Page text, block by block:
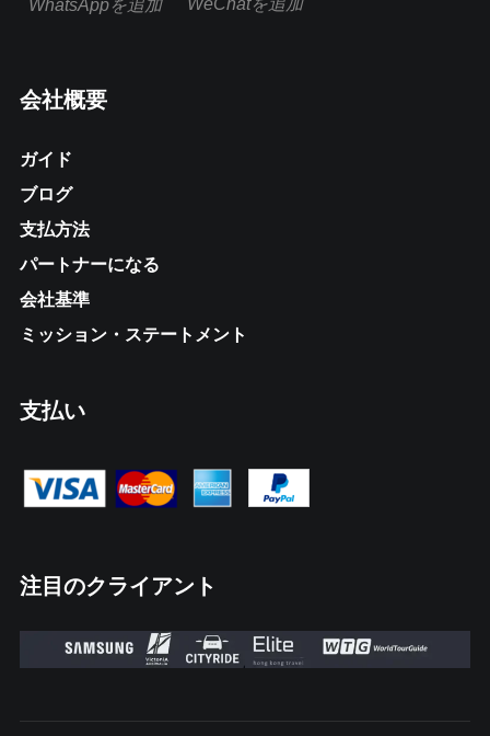
WhatsAppを追加
WeChatを追加
会社概要
ガイド
ブログ
支払方法
パートナーになる
会社基準
ミッション・ステートメント
支払い
注目のクライアント